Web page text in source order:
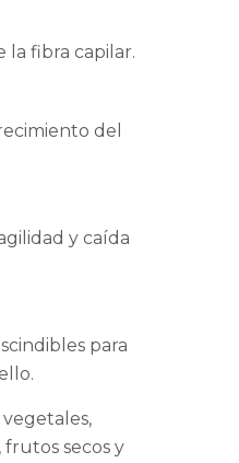
la fibra capilar.
del
y caída
para
frutos secos y